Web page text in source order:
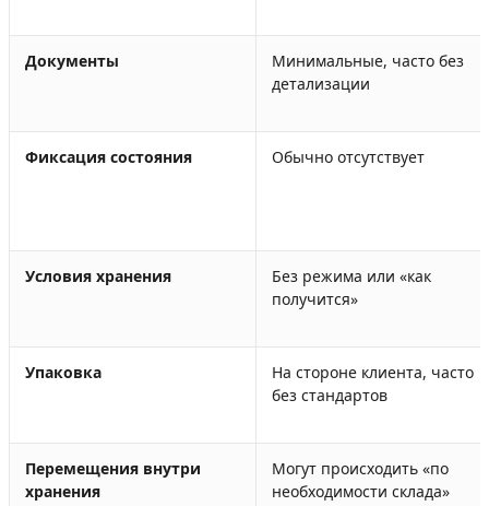
Документы
Минимальные, часто без
детализации
Фиксация состояния Обычно отсутствует
Условия хранения
Без режима или «как
получится»
Упаковка
На стороне клиента, часто
без стандартов
Перемещения внутри
хранения
Могут происходить «по
необходимости склада»